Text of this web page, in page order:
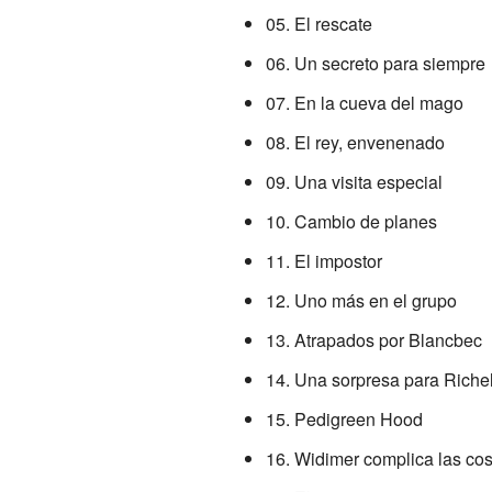
05. El rescate
06. Un secreto para siempre
07. En la cueva del mago
08. El rey, envenenado
09. Una visita especial
10. Cambio de planes
11. El impostor
12. Uno más en el grupo
13. Atrapados por Blancbec
14. Una sorpresa para
15. Pedigreen Hood
16. Widimer complica las